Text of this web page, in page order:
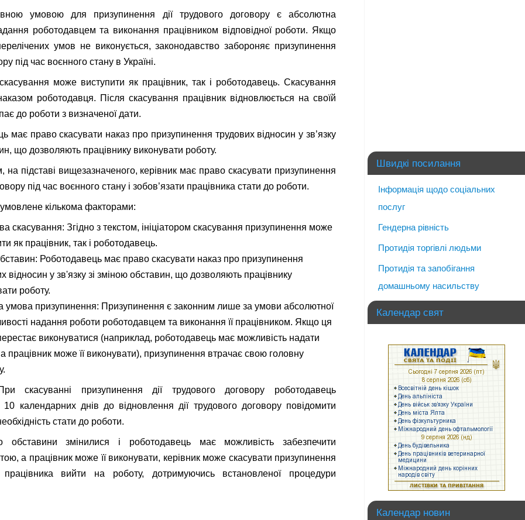
умовою для призупинення дії трудового договору є абсолютна
роботодавцем та виконання працівником відповідної роботи. Якщо
умов не виконується, законодавство забороняє призупинення
під час воєнного стану в Україні.
скасування може виступити як працівник, так і роботодавець. Скасування
роботодавця. Після скасування працівник відновлюється на своїй
до роботи з визначеної дати.
має право скасувати наказ про призупинення трудових відносин у зв’язку
що дозволяють працівнику виконувати роботу.
на підставі вищезазначеного, керівник має право скасувати призупинення
під час воєнного стану і зобов’язати працівника стати до роботи.
кількома факторами:
скасування: Згідно з текстом, ініціатором скасування призупинення може
як працівник, так і роботодавець.
Роботодавець має право скасувати наказ про призупинення
відносин у зв'язку зі зміною обставин, що дозволяють працівнику
роботу.
умова призупинення: Призупинення є законним лише за умови абсолютної
надання роботи роботодавцем та виконання її працівником. Якщо ця
виконуватися (наприклад, роботодавець має можливість надати
а працівник може її виконувати), призупинення втрачає свою головну
скасуванні призупинення дії трудового договору роботодавець
10 календарних днів до відновлення дії трудового договору повідомити
стати до роботи.
змінилися і роботодавець має можливість забезпечити
а працівник може її виконувати, керівник може скасувати призупинення
працівника вийти на роботу, дотримуючись встановленої процедури
Швидкі посилання
Інформація щодо соціальних
послуг
Гендерна рівність
Протидія торгівлі людьми
Протидія та запобігання
домашньому насильству
Календар свят
Календар новин